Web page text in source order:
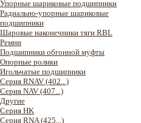
Упорные шариковые подшипники
Радиально-упорные шариковые
подшипники
Шаровые наконечники тяги RBL
Ремни
Подшипники обгонной муфты
Опорные ролики
Игольчатые подшипники
Серия RNAV (402...)
Серия NAV (407...)
Другие
Серия HK
Серия RNA (425...)